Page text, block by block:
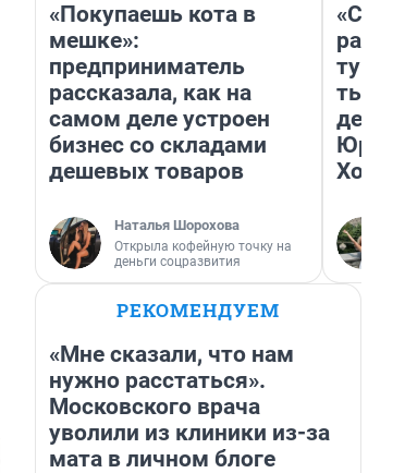
«Покупаешь кота в
мешке»:
предприниматель
рассказала, как на
самом деле устроен
бизнес со складами
дешевых товаров
Наталья Шорохова
Открыла кофейную точку на
деньги соцразвития
день
РЕКОМЕНДУЕМ
«Мне сказали, что нам
нужно расстаться».
Московского врача
уволили из клиники из-за
мата в личном блоге